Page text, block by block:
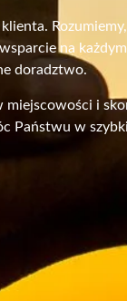
na
doradztwo.
i
Państwu w